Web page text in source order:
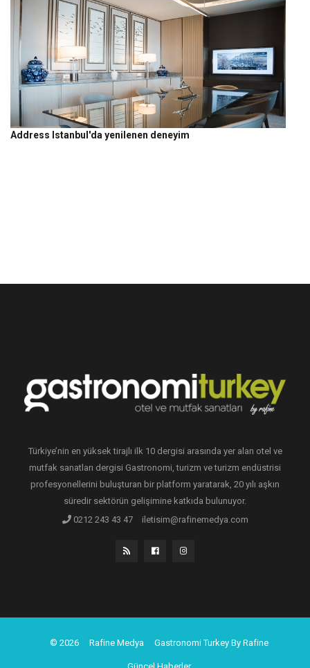
Address Istanbul'da yenilenen deneyim
Türkiye’nin en yüksek tirajlı ilk 10 dergisi arasında yer alan otel ve
mutfak sanatları dergisi Gastronomi, turizm ve turizm endüstrisi
profesyonellerini buluşturan bir platform yaratarak, 20 yılı aşkın
süredir sektörün gelişimine katkıda bulunuyor.
0212 243 43 47
iletisim@rafinemedya.com
© 2026 Rafine Medya Gastronomi Turkey By Rafine